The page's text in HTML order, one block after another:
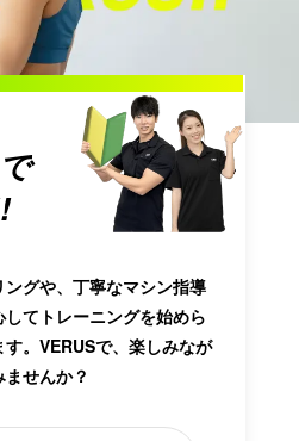
で
グや、丁寧なマシン指導
てトレーニングを始めら
。VERUSで、楽しみなが
せんか？